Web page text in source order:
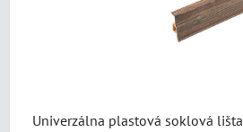
Univerzálna plastová soklová lišta